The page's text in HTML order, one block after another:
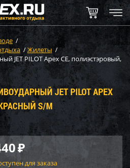
/
/Жилеты /
JET PILOT Apex CE, полиэстэровый,
JET PILOT APEX
S/M
₽
для заказа